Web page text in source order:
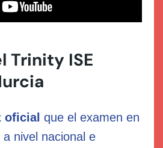
Trinity ISE
oficial que el examen en
nivel nacional e